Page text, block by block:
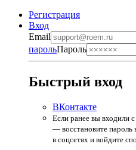
Регистрация
Вход
Email
парольПароль
Быстрый вход
ВКонтакте
Если ранее вы входили
— восстановите пароль
в соцсетях и войдите